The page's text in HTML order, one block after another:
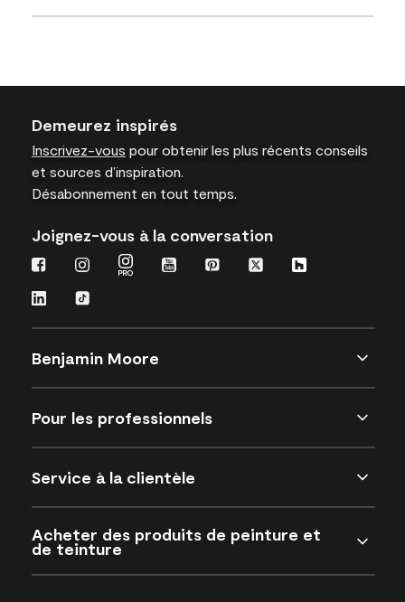
Demeurez inspirés
Inscrivez-vous pour obtenir les plus récents conseils
et sources d’inspiration.
Désabonnement en tout temps.
Joignez-vous à la conversation
Benjamin Moore
Pour les professionnels
Service à la clientèle
Acheter des produits de peinture et
de teinture